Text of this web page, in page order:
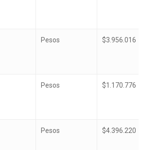
Pesos $3.956.016
Pesos $1.170.776
Pesos $4.396.220